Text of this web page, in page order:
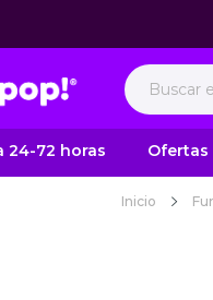
24-72 horas Ofertas
Inicio